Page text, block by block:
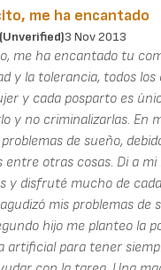
me ha encantado
3 Nov 2013
me ha encantado tu
y la tolerancia, todos
y cada posparto es
y no criminalizarlas. En
de sueño,
entre otras cosas. Di a
y disfruté mucho de
mis problemas de
hijo me planteo la
artificial para tener